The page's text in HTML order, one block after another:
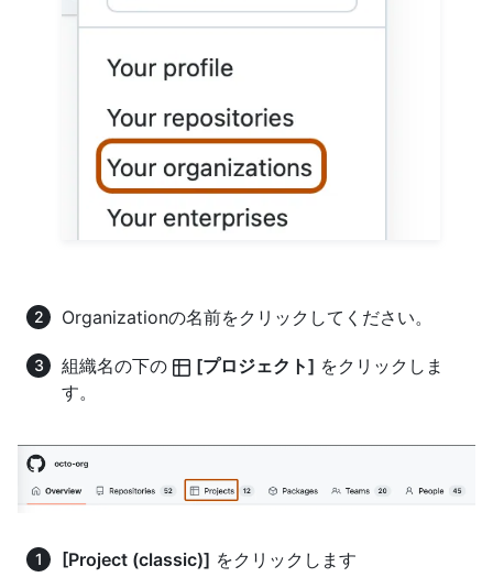
Organizationの名前をクリックしてください。
組織名の下の [プロジェクト] をクリックしま
す。
[Project (classic)] をクリックします